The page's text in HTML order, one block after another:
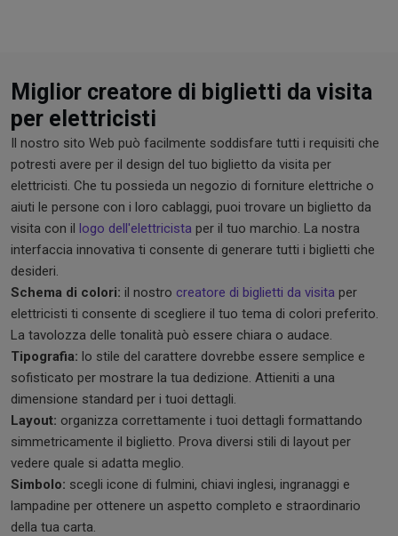
Miglior creatore di biglietti da visita
per elettricisti
Il nostro sito Web può facilmente soddisfare tutti i requisiti che
potresti avere per il design del tuo biglietto da visita per
elettricisti. Che tu possieda un negozio di forniture elettriche o
aiuti le persone con i loro cablaggi, puoi trovare un biglietto da
visita con il logo dell'elettricista per il tuo marchio. La nostra
interfaccia innovativa ti consente di generare tutti i biglietti che
desideri.
Schema di colori: il nostro creatore di biglietti da visita per
elettricisti ti consente di scegliere il tuo tema di colori preferito.
La tavolozza delle tonalità può essere chiara o audace.
Tipografia: lo stile del carattere dovrebbe essere semplice e
sofisticato per mostrare la tua dedizione. Attieniti a una
dimensione standard per i tuoi dettagli.
Layout: organizza correttamente i tuoi dettagli formattando
simmetricamente il biglietto. Prova diversi stili di layout per
vedere quale si adatta meglio.
Simbolo: scegli icone di fulmini, chiavi inglesi, ingranaggi e
lampadine per ottenere un aspetto completo e straordinario
della tua carta.